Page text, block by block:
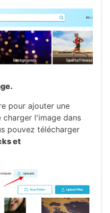
pour ajouter une
charger l'image dans
pouvez télécharger
et